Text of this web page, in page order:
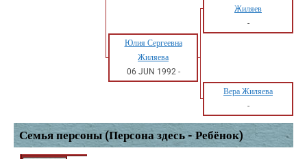
Жиляев
-
Юлия Сергеевна
Жиляева
06 JUN 1992-
Вера Жиляева
-
Семья персоны (Персона здесь - Ребёнок)